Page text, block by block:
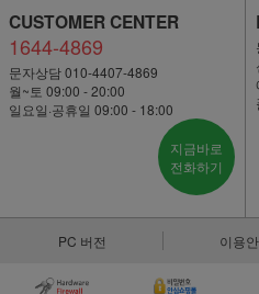
CUSTOMER CENTER
1644-4869
문자상담 010-4407-4869
월~토 09:00 - 20:00
일요일·공휴일 09:00 - 18:00
지금바로
전화하기
PC 버전 이용